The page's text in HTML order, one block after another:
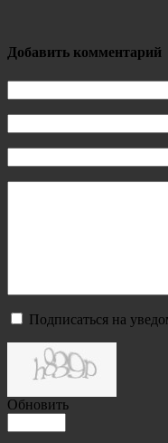
Добавить комментарий
Подписаться на
Обновить